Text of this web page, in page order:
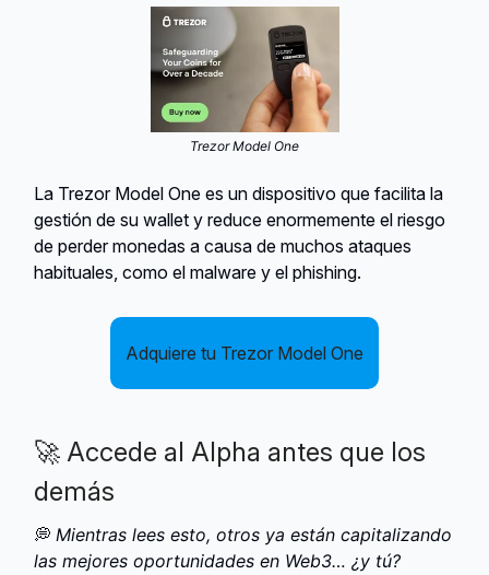
Trezor Model One
La Trezor Model One es un dispositivo que facilita la
gestión de su wallet y reduce enormemente el riesgo
de perder monedas a causa de muchos ataques
habituales, como el malware y el phishing.
Adquiere tu Trezor Model One
🚀 Accede al Alpha antes que los
demás
💭 Mientras lees esto, otros ya están capitalizando
las mejores oportunidades en Web3… ¿y tú?